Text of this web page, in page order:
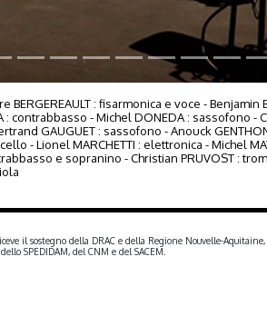
BERGEREAULT : fisarmonica e voce -
: contrabbasso - Michel DONEDA : sassofono -
GAUGUET : sassofono - Anouck
- Lionel MARCHETTI : elettronica - Michel
e sopranino - Christian PRUVOST :
il sostegno della DRAC e della Regione Nouvelle-
SPEDIDAM, del CNM e del SACEM.